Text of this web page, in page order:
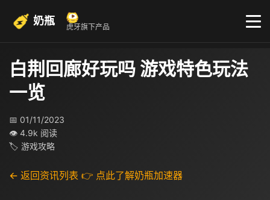
奶瓶 虎牙旗下产品
白荆回廊好玩吗 游戏特色玩法
一览
📅 01/11/2023
👁 4.9k 阅读
🏷 游戏攻略
← 返回资讯列表 👉 点此了解奶瓶加速器